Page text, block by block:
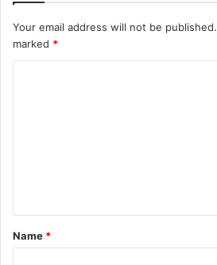
Your email address will not be published.
marked *
Name *